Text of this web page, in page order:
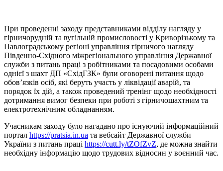
При проведенні заходу представниками відділу нагляду у
гірничорудній та вугільній промисловості у Криворізькому та
Павлоградському регіоні управління гірничого нагляду
Південно-Східного міжрегіонального управління Державної
служби з питань праці з робітниками та посадовими особами
однієї з шахт ДП «СхідГЗК» були оговорені питання щодо
обов’язків осіб, які беруть участь у ліквідації аварій, та
порядок їх дій, а також проведений тренінг щодо необхідності
дотримання вимог безпеки при роботі з гірничошахтним та
електротехнічним обладнанням.
Учасникам заходу було нагадано про існуючий інформаційний
портал https://pratsia.in.ua та вебсайт Державної служби
України з питань праці https://cutt.ly/tZOfZvZ, де можна знайти
необхідну інформацію щодо трудових відносин у воєнний час.